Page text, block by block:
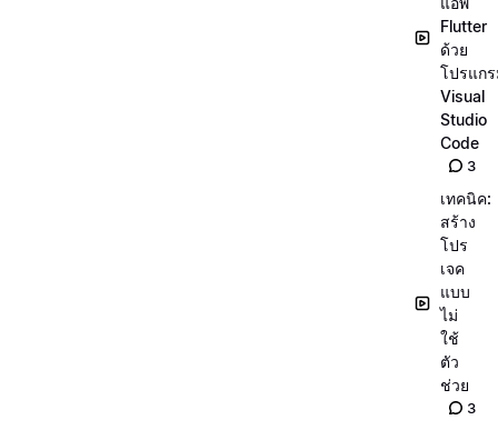
Flutter
ด้วย
โปรแก
Visual
Studio
Code
3
เทคนิค:
สร้าง
โปร
เจค
แบบ
ไม่
ใช้
ตัว
ช่วย
3